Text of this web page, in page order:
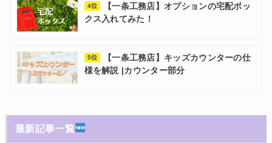
4位
【一条工務店】オプションの宅配ボッ
クス入れてみた！
5位
【一条工務店】キッズカウンターの仕
様を解説 |カウンター部分
最新記事一覧